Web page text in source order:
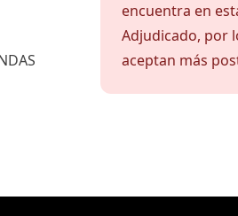
encuentra en
Adjudicado, por
aceptan más